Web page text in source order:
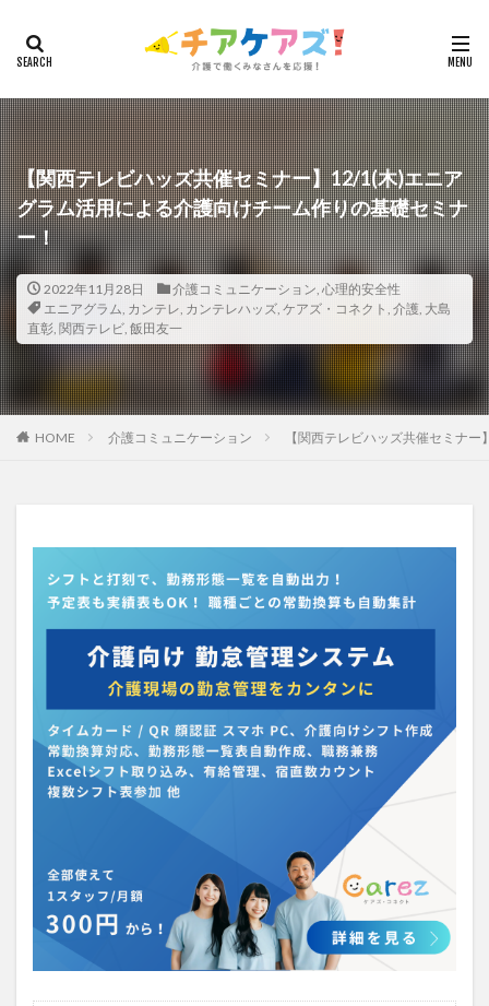
【関西テレビハッズ共催セミナー】12/1(木)エニア
グラム活用による介護向けチーム作りの基礎セミナ
ー！
2022年11月28日 介護コミュニケーション, 心理的安全性
エニアグラム, カンテレ, カンテレハッズ, ケアズ・コネクト , 介護, 大島
直彰, 関西テレビ, 飯田友一
HOME 介護コミュニケーション 【関西テレビハッズ共催セミナ
タグ
7つの習慣 山下興一郎 執筆 堺市
夏
夜勤
大島直彰 大規模法人
天野尊明
安藤俊介
安藤優子 室内レク
導入事例
就労継続支援B型
展示会 山口一郎
在宅
常勤換算
心の知能指数
心理的安全性
心理的安全性診断
感情労働
感染症対策 戸田恵梨香
手洗い
手荒れ
手順書 採用
在宅介護
国立大学法人東北大学
新卒
仲間づくり
介護記録
企業理念
回想法
住宅型有料老人ホーム
働き続けたい介護現場
優しさ
処遇改善加算 助成金
勤務形態一覧
勤怠管理 千の風・河内
厚生労働省
吉田貴宏
名古屋市緑区 和光苑
和泉市
改善
新年度 介護ICT
言葉の力
組織力向上
経済産業省
老健
職場環境の変革
茨城県大子町
行動心理学
補助金
見守り
計測データ共有システム
組織作り
訪問介護
認定介護福祉士
認知症 豆知識
速乾